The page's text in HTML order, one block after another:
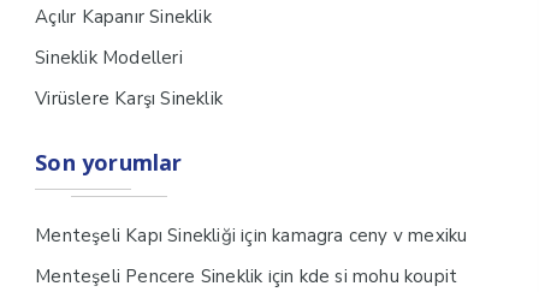
Açılır Kapanır Sineklik
Sineklik Modelleri
Virüslere Karşı Sineklik
Son yorumlar
Menteşeli Kapı Sinekliği içinkamagra ceny v mexiku
Menteşeli Pencere Sineklik için kde si mohu koupit